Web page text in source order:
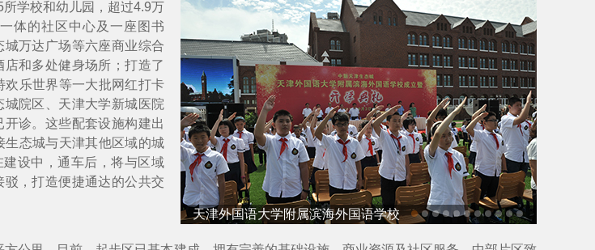
天津外国语大学附属滨海外国语学校
学校和幼儿园，超过4.9万
体的社区中心及一座图书
万达广场等六座商业综合
和多处健身场所；打造了
乐世界等一大批网红打卡
院区、天津大学新城医院
诊。这些配套设施构建出
态城与天津其他区域的城
设中，通车后，将与区域
，打造便捷通达的公共交